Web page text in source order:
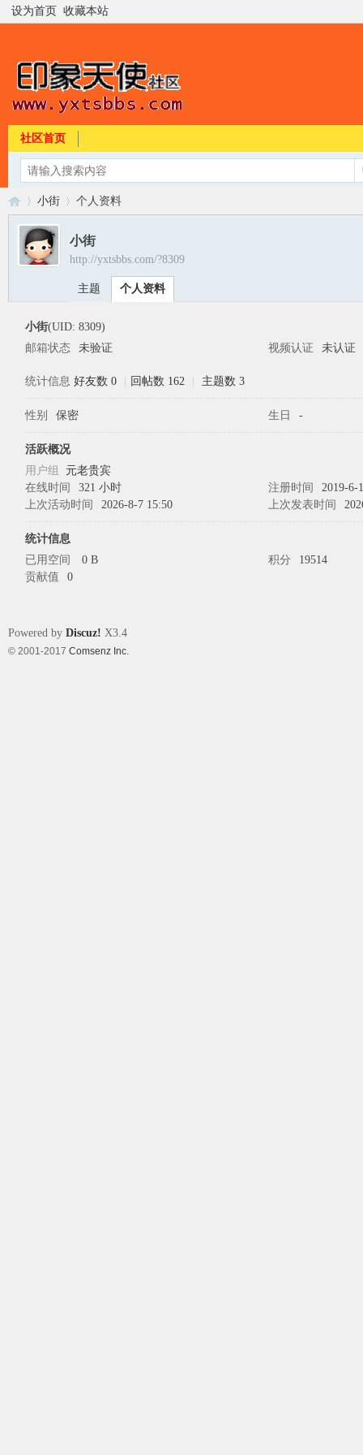
设为首页 收藏本站
社区首页
›
小街 个人资料
小街
http://yxtsbbs.com/?8309
主题 个人资料
小街(UID: 8309)
邮箱状态
未验证 视频认证 未认证
统计信息 好友数 0 回帖数 162 主题数 3
性别 保密 生日 -
活跃概况
用户组 元老贵宾
在线时间
321 小时 注册时间
2019-6-
上次活动时间
2026-8-7 15:50 上次发表时间
统计信息
已用空间
0 B 积分
19514
贡献值
0
Powered by Discuz! X3.4
© 2001-2017 Comsenz Inc.